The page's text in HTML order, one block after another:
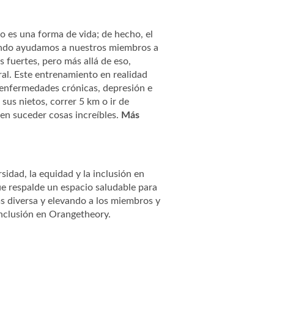
es una forma de vida; de hecho, el
ayudamos a nuestros miembros a
fuertes, pero más allá de eso,
Este entrenamiento en realidad
crónicas, depresión e
nietos, correr 5 km o ir de
suceder cosas increíbles. Más
la equidad y la inclusión en
respalde un espacio saludable para
diversa y elevando a los miembros y
en Orangetheory.